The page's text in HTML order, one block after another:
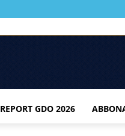
REPORT GDO 2026